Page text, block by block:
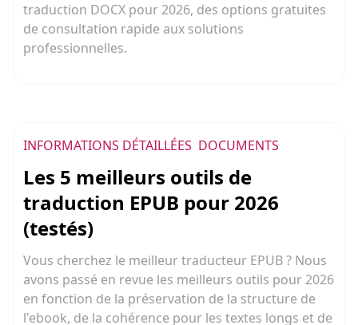
traduction DOCX pour 2026, des options gratuites
de consultation rapide aux solutions
professionnelles.
INFORMATIONS DÉTAILLÉES DOCUMENTS
Les 5 meilleurs outils de
traduction EPUB pour 2026
(testés)
Vous cherchez le meilleur traducteur EPUB ? Nous
avons passé en revue les meilleurs outils pour 2026
en fonction de la préservation de la structure de
l'ebook, de la cohérence pour les textes longs et de